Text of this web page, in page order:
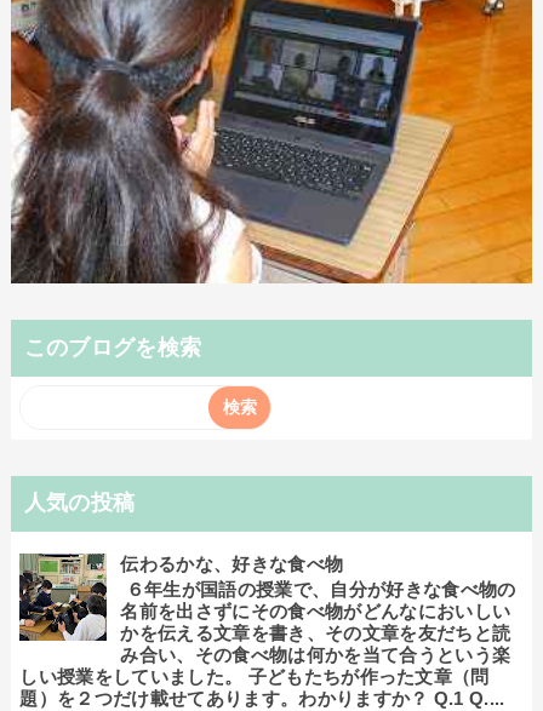
このブログを検索
人気の投稿
伝わるかな、好きな食べ物
６年生が国語の授業で、自分が好きな食べ物の
名前を出さずにその食べ物がどんなにおいしい
かを伝える文章を書き、その文章を友だちと読
み合い、その食べ物は何かを当て合うという楽
しい授業をしていました。 子どもたちが作った文章（問
題）を２つだけ載せてあります。わかりますか？ Q.1 Q....